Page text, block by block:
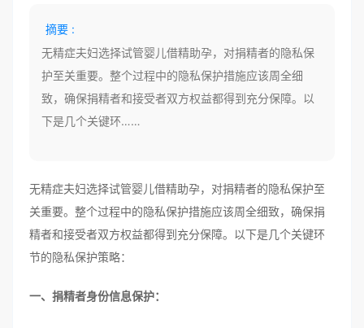
摘要 :
无精症夫妇选择试管婴儿借精助孕，对捐精者的隐私保
护至关重要。整个过程中的隐私保护措施应该周全细
致，确保捐精者和接受者双方权益都得到充分保障。以
下是几个关键环……
无精症夫妇选择试管婴儿借精助孕，对捐精者的隐私保护至
关重要。整个过程中的隐私保护措施应该周全细致，确保捐
精者和接受者双方权益都得到充分保障。以下是几个关键环
节的隐私保护策略：
一、捐精者身份信息保护：